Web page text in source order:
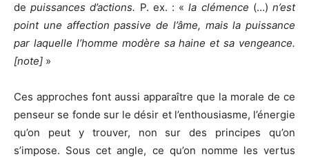
depuissances d’actions. P. ex. : «la clémence (…)n’est
point une affection passive de l’âme, mais la puissance
par laquelle l’homme modère sa haine et sa vengeance.
[note] »
Ces approches font aussi apparaître que la morale de ce
penseur se fonde sur le désir et l’enthousiasme, l’énergie
qu’on peut y trouver, non sur des principes qu’on
s’impose. Sous cet angle, ce qu’on nomme les vertus